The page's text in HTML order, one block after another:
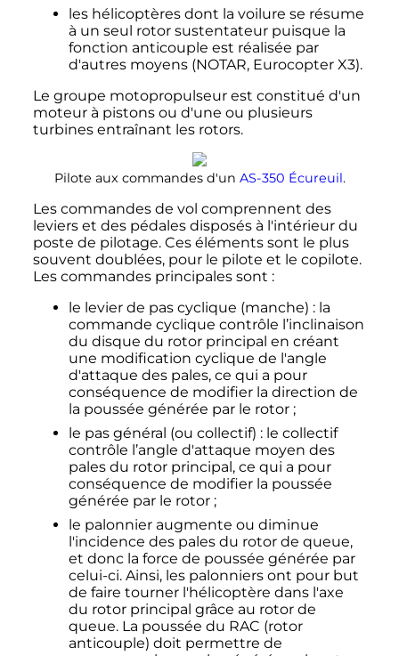
les hélicoptères dont la voilure se résume
à un seul rotor sustentateur puisque la
fonction anticouple est réalisée par
d'autres moyens (NOTAR, Eurocopter X3).
Le groupe motopropulseur est constitué d'un
moteur à pistons ou d'une ou plusieurs
turbines entraînant les rotors.
Pilote aux commandes d'un AS-350 Écureuil.
Les commandes de vol comprennent des
leviers et des pédales disposés à l'intérieur du
poste de pilotage. Ces éléments sont le plus
souvent doublées, pour le pilote et le copilote.
Les commandes principales sont :
le levier de pas cyclique (manche) : la
commande cyclique contrôle l’inclinaison
du disque du rotor principal en créant
une modification cyclique de l'angle
d'attaque des pales, ce qui a pour
conséquence de modifier la direction de
la poussée générée par le rotor ;
le pas général (ou collectif) : le collectif
contrôle l’angle d'attaque moyen des
pales du rotor principal, ce qui a pour
conséquence de modifier la poussée
générée par le rotor ;
le palonnier augmente ou diminue
l'incidence des pales du rotor de queue,
et donc la force de poussée générée par
celui-ci. Ainsi, les palonniers ont pour but
de faire tourner l'hélicoptère dans l'axe
du rotor principal grâce au rotor de
queue. La poussée du RAC (rotor
anticouple) doit permettre de